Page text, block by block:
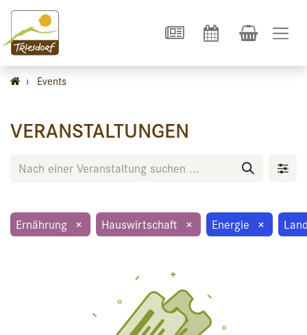
› Events
VERANSTALTUNGEN
Ernährung × Hauswirtschaft × Energie ×